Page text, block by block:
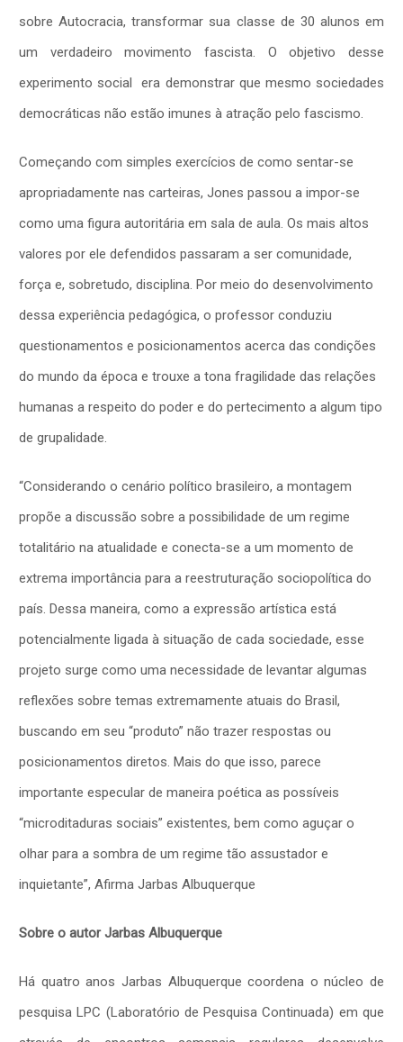
sobre Autocracia, transformar sua classe de 30 alunos em
um verdadeiro movimento fascista. O objetivo desse
experimento social era demonstrar que mesmo sociedades
democráticas não estão imunes à atração pelo fascismo.
Começando com simples exercícios de como sentar-se
apropriadamente nas carteiras, Jones passou a impor-se
como uma figura autoritária em sala de aula. Os mais altos
valores por ele defendidos passaram a ser comunidade,
força e, sobretudo, disciplina. Por meio do desenvolvimento
dessa experiência pedagógica, o professor conduziu
questionamentos e posicionamentos acerca das condições
do mundo da época e trouxe a tona fragilidade das relações
humanas a respeito do poder e do pertecimento a algum tipo
de grupalidade.
“Considerando o cenário político brasileiro, a montagem
propõe a discussão sobre a possibilidade de um regime
totalitário na atualidade e conecta-se a um momento de
extrema importância para a reestruturação sociopolítica do
país. Dessa maneira, como a expressão artística está
potencialmente ligada à situação de cada sociedade, esse
projeto surge como uma necessidade de levantar algumas
reflexões sobre temas extremamente atuais do Brasil,
buscando em seu “produto” não trazer respostas ou
posicionamentos diretos. Mais do que isso, parece
importante especular de maneira poética as possíveis
“microditaduras sociais” existentes, bem como aguçar o
olhar para a sombra de um regime tão assustador e
inquietante”, Afirma Jarbas Albuquerque
Sobre o autor Jarbas Albuquerque
Há quatro anos Jarbas Albuquerque coordena o núcleo de
pesquisa LPC (Laboratório de Pesquisa Continuada) em que